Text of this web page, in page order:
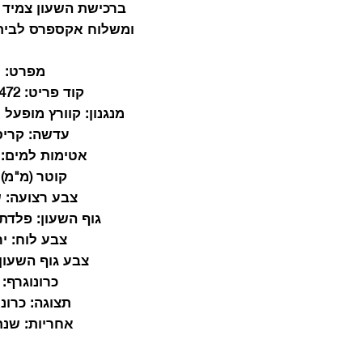
ברכישת השעון
ומשלוח אקספרס
מפרט:
קוד פריט:
מנגנון: קוורץ מופעל
עדשה:
אטימות
קוטר
צבע רצועה:
גוף השעון:
צבע לוח:
צבע גוף
כרונוגרף:
תצוגה:
אחריות: